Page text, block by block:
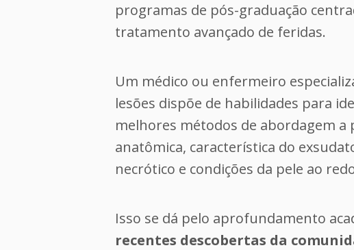
programas de pós-graduação
tratamento avançado de feridas.
Um médico ou enfermeiro
lesões dispõe de habilidades para
melhores métodos de abordagem a
anatômica, característica do
necrótico e condições da pele ao
Isso se dá pelo aprofundamento
recentes descobertas da